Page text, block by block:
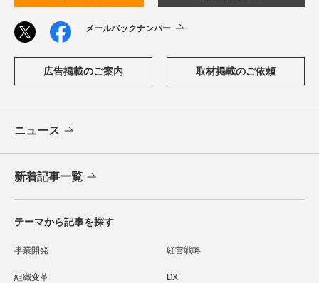
メールバックナンバー
広告掲載のご案内 取材掲載のご依頼
ニュース
新着記事一覧
テーマから記事を探す
事業開発 経営戦略
組織変革 DX